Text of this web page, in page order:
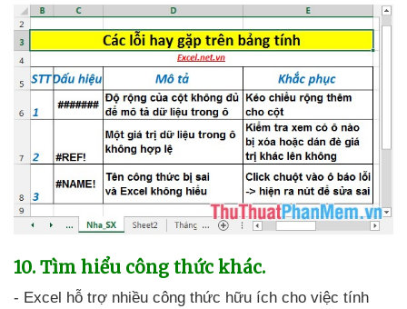
10. Tìm hiểu công thức khác.
- Excel hỗ trợ nhiều công thức hữu ích cho việc tính